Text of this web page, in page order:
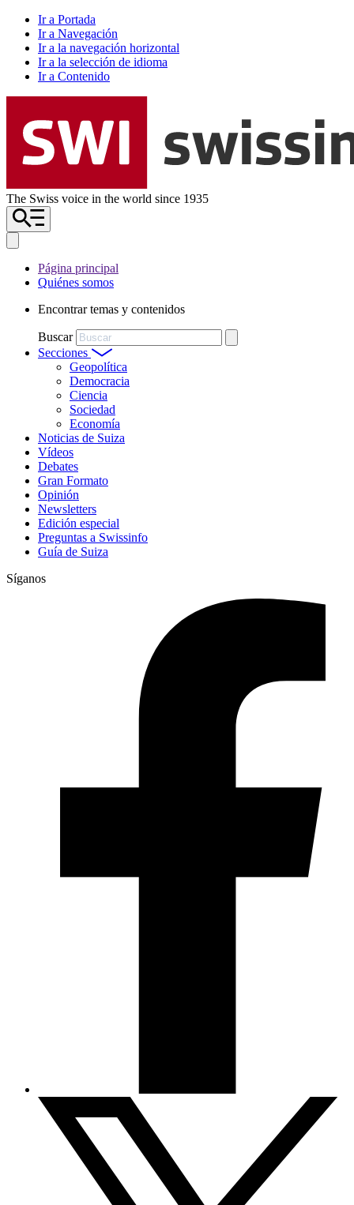
Ir a Portada
Ir a Navegación
Ir a la navegación horizontal
Ir a la selección de idioma
Ir a Contenido
The Swiss voice in the world since 1935
Página principal
Quiénes somos
Encontrar temas y contenidos
Buscar
Secciones
Geopolítica
Democracia
Ciencia
Sociedad
Economía
Noticias de Suiza
Vídeos
Debates
Gran Formato
Opinión
Newsletters
Edición especial
Preguntas a Swissinfo
Guía de Suiza
Síganos